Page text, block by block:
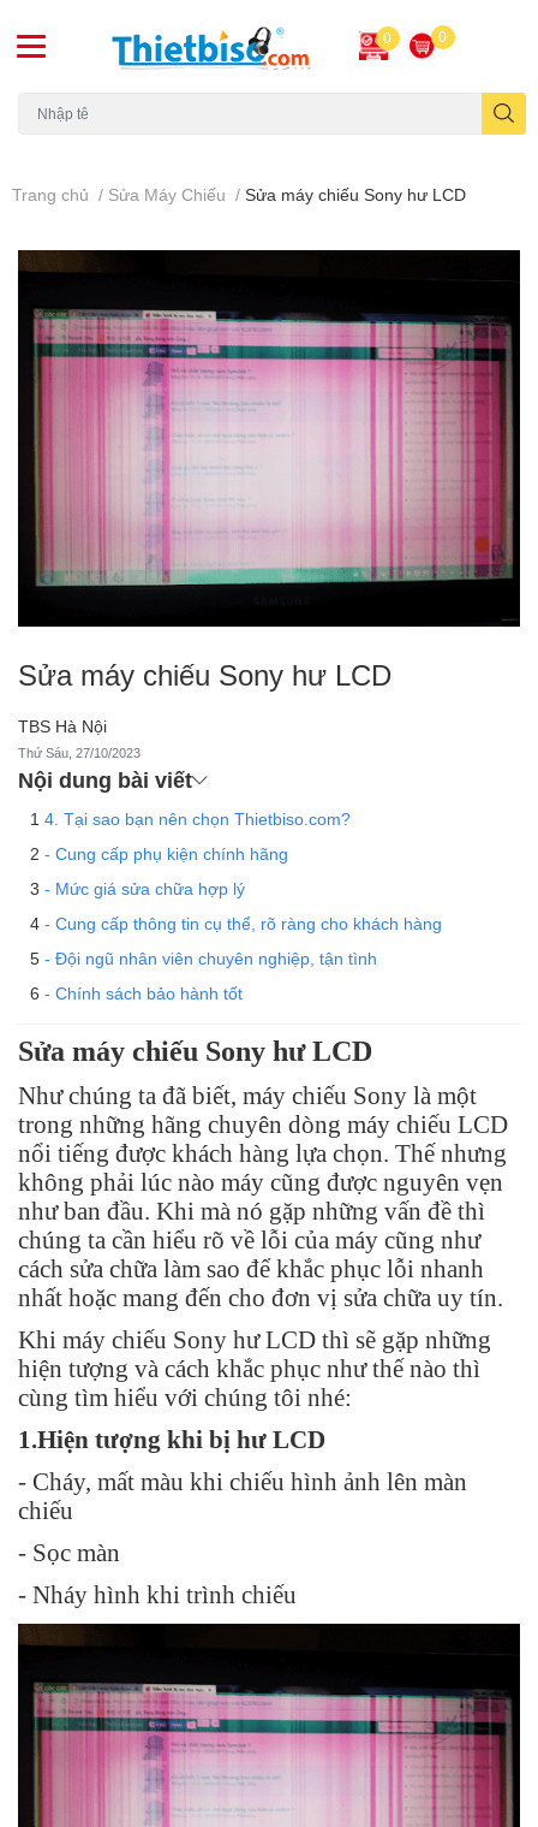
0 0
Trang chủ / Sửa Máy Chiếu / Sửa máy chiếu Sony hư LCD
Sửa máy chiếu Sony hư LCD
TBS Hà Nội
Thứ Sáu, 27/10/2023
Nội dung bài viết
4. Tại sao bạn nên chọn Thietbiso.com?
- Cung cấp phụ kiện chính hãng
- Mức giá sửa chữa hợp lý
- Cung cấp thông tin cụ thể, rõ ràng cho khách hàng
- Đội ngũ nhân viên chuyên nghiệp, tận tình
- Chính sách bảo hành tốt
Sửa máy chiếu Sony hư LCD
Như chúng ta đã biết, máy chiếu Sony là một
trong những hãng chuyên dòng máy chiếu LCD
nổi tiếng được khách hàng lựa chọn. Thế nhưng
không phải lúc nào máy cũng được nguyên vẹn
như ban đầu. Khi mà nó gặp những vấn đề thì
chúng ta cần hiểu rõ về lỗi của máy cũng như
cách sửa chữa làm sao để khắc phục lỗi nhanh
nhất hoặc mang đến cho đơn vị sửa chữa uy tín.
Khi máy chiếu Sony hư LCD thì sẽ gặp những
hiện tượng và cách khắc phục như thế nào thì
cùng tìm hiểu với chúng tôi nhé:
1.Hiện tượng khi bị hư LCD
- Cháy, mất màu khi chiếu hình ảnh lên màn
chiếu
- Sọc màn
- Nháy hình khi trình chiếu